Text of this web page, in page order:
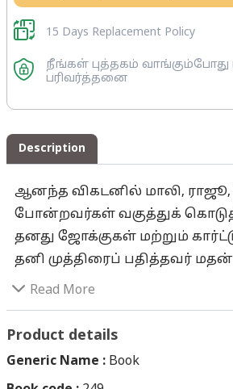
15 Days Replacement Policy
நீங்கள் புத்தகம் வாங்கும்போது
பரிவர்த்தனை
Description
ஆனந்த விகடனில் மாலி, ராஜூ,
போன்றவர்கள் வகுத்துக்
தனது ஜோக்குகள் மற்றும்
தனி முத்திரைப் பதித்தவர்
ஜோக்குகளுக்கென்று
நடுப்பக்கங்களில் அவர்களை
Read More
Product details
Generic Name : Book